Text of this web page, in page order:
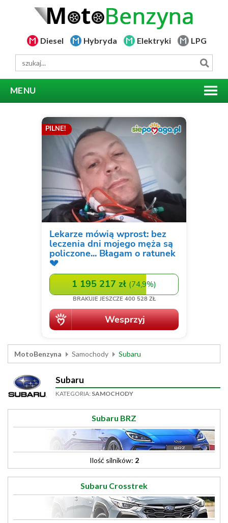
Diesel Hybryda Elektryki LPG
MENU
MotoBenzyna Samochody Subaru
Subaru
KATEGORIA: SAMOCHODY
Subaru BRZ
Ilość silników: 2
Subaru Crosstrek